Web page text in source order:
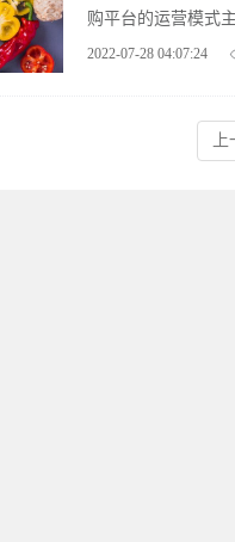
购平台的运营模式
2022-07-28 04:07:24